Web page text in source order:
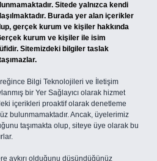
Sitede yalnızca kendi
Burada yer alan içerikler
gerçek kurum ve kişiler hakkında
kurum ve kişiler ile isim
Sitemizdeki bilgiler taslak
Bilgi Teknolojileri ve İletişim
bir Yer Sağlayıcı olarak hizmet
içerikleri proaktif olarak denetleme
bulunmamaktadır. Ancak, üyelerimiz
taşımakta olup, siteye üye olarak bu
aykırı olduğunu düşündüğünüz